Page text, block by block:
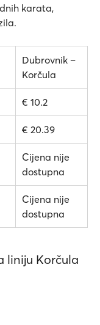
karata,
Dubrovnik –
Korčula
€ 10.2
€ 20.39
Cijena nije
dostupna
Cijena nije
dostupna
liniju Korčula